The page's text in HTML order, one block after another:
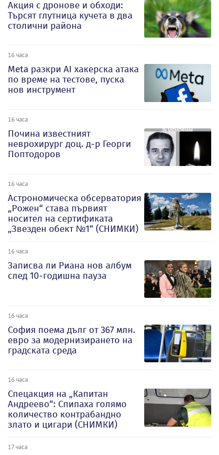
Акция с дронове и обходи:
Търсят глутница кучета в два
столични района
16 часа
Meta разкри AI хакерска атака
по време на тестове, пуска
нов инструмент
16 часа
Почина известният
неврохирург доц. д-р Георги
Поптодоров
16 часа
Астрономическа обсерватория
„Рожен“ става първият
носител на сертификата
„Звезден обект №1“ (СНИМКИ)
16 часа
Записва ли Риана нов албум
след 10-годишна пауза
16 часа
София поема дълг от 367 млн.
евро за модернизирането на
градската среда
16 часа
Спецакция на „Капитан
Андреево“: Спипаха голямо
количество контрабандно
злато и цигари (СНИМКИ)
17 часа